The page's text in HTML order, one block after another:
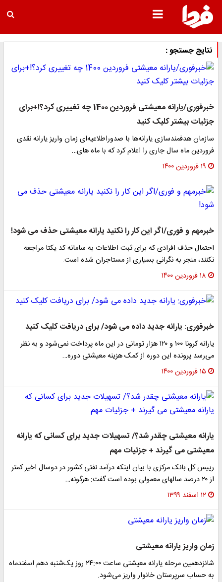
نتایج جستجو :
خبرفوری/یارانه معیشتی فروردین 1400 چه تغییری کرد؟!+برای
جزئیات بیشتر کلیک کنید
سازمان هدفمندسازی یارانه‌ها با صدوراطلاعیه‌ای زمان واریز یارانه نقدی
فروردین ماه سال جاری را اعلام کرد که با ماه های…
۱۹ فروردین ۱۴۰۰
خبرمهم و فوری/اگر این کار را نکنید یارانه معیشتی حذف می شود!
احتمال حذف افرادی که برای ثبت اطلاعات به سامانه کد یکتا مراجعه
نکنند، منجر به نگرانی بسیاری از مستاجران شده است.​
۱۸ فروردین ۱۴۰۰
خبرفوری: یارانه جدید داده می شود/ برای دریافت کلیک کنید
یارانه کرونا ۱۰۰ و ۱۲۰ هزار تومانی در این ماه پرداخت نمی‌شود و به نظر
می‌رسد پرونده این دوره از کمک هزینه معیشتی دوره…
۱۵ فروردین ۱۴۰۰
یارانه معیشتی چقدر شد؟/ تسهیلات جدید برای کسانی که یارانه
معیشتی می گیرند + جزئیات مهم
رییس کل بانک مرکزی با بیان اینکه درآمد نفتی کشور در دوسال اخیر کمتر
از ۲۰ درصد سالهای معمولی بوده است گفت: هرگونه…
۱۲ اسفند ۱۳۹۹
زمان واریز یارانه معیشتی
شانزدهمین مرحله یارانه معیشتی ساعت ۲۴:۰۰ روز یک‌شنبه دهم اسفندماه
به حساب سرپرستان خانوار واریز می‌شود.